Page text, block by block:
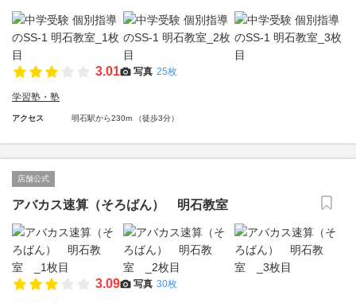
3.01 写真 25枚
学習塾・塾
アクセス 明石駅から230m （徒歩3分）
店舗公式
アバカス速算（そろばん） 明石教室
3.09 写真 30枚